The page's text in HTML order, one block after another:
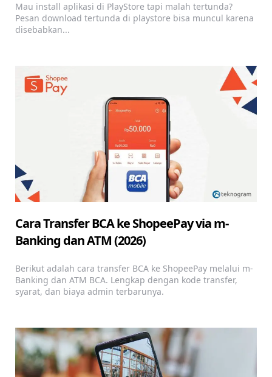
Mau install aplikasi di PlayStore tapi malah tertunda?
Pesan download tertunda di playstore bisa muncul karena
disebabkan...
Cara Transfer BCA ke ShopeePay via m-
Banking dan ATM (2026)
Berikut adalah cara transfer BCA ke ShopeePay melalui m-
Banking dan ATM BCA. Lengkap dengan kode transfer,
syarat, dan biaya admin terbarunya.